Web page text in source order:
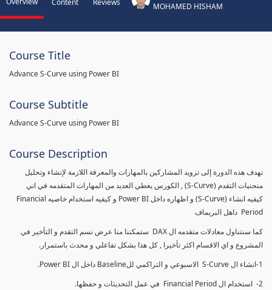
MOHAMED HISHAM
Course Title
Advance S-Curve using Power BI
Course Subtitle
Advance S-Curve using Power BI
Course Description
تهدف هذه الدورة إلى تزويد المشاركين بالمهارات والمعرفة اللازمة لإنشاء وتحليل
منحنيات التقدم (S-Curve) , الكورس يغطي العديد من المهارات المتقدمه في اني
كيفيه انشاء (S-Curve) و اظهاره داخل Power BI و كيفيه استخدام خاصيه Financial
Period داهل البريماف
كما سنتناول معادلات متقدمه ال DAX ستمكننا منا عرض نسم التقدم و التأخير في
المشروع و اي الاقسام اكثر تأخيرا , كل هذا بشكل تفاعلي و محدث باستمرار.
1-انشاء ال S-Curve الاسبوعي و التراكمي للBaseline داخل ال Power BI.
2- استخدام ال Financial Period في عمل التحديثات و حفظها.